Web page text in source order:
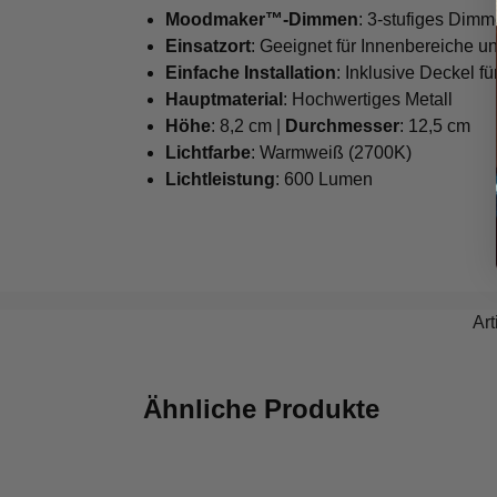
Moodmaker™-Dimmen: 3-stufiges
Einsatzort: Geeignet für Innenbereiche
Einfache Installation: Inklusive Deckel
Hauptmaterial : Hochwertiges Metall
Höhe: 8,2 cm | Durchmesser: 12,5 cm
Lichtfarbe: Warmweiß (2700K)
Lichtleistung: 600 Lumen
Ähnliche Produkte